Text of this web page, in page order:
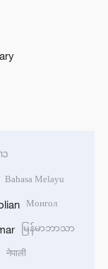
ວ
Bahasa Melayu
Монгол
မြန်မာဘာသာ
नेपाली